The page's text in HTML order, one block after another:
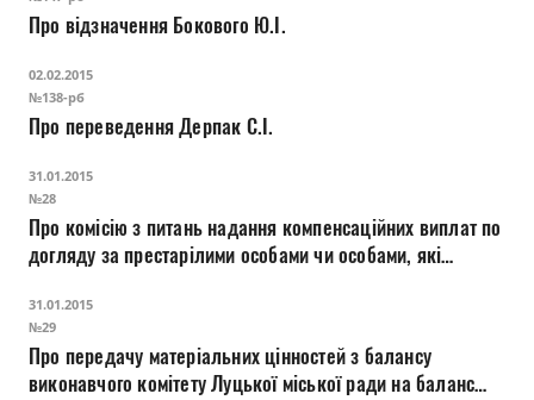
Про відзначення Бокового Ю.І.
02.02.2015
№138-рб
Про переведення Дерпак С.І.
31.01.2015
№28
Про комісію з питань надання компенсаційних виплат по
догляду за престарілими особами чи особами, які
31.01.2015
№29
Про передачу матеріальних цінностей з балансу
виконавчого комітету Луцької міської ради на баланс